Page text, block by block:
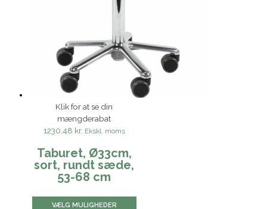
Klik for at se din
mængderabat
1230,48 kr. Ekskl. moms
Taburet, Ø33cm,
sort, rundt sæde,
53-68 cm
VÆLG MULIGHEDER